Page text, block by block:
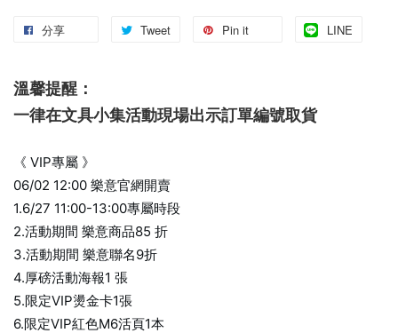
分享 Tweet Pin it LINE
溫馨提醒：
一律在文具小集活動現場出示訂單編號取貨
《 VIP專屬 》
06/02 12:00 樂意官網開賣
1.6/27 11:00-13:00專屬時段
2.活動期間 樂意商品85 折
3.活動期間 樂意聯名9折
4.厚磅活動海報1 張
5.限定VIP燙金卡1張
6.限定VIP紅色M6活頁1本